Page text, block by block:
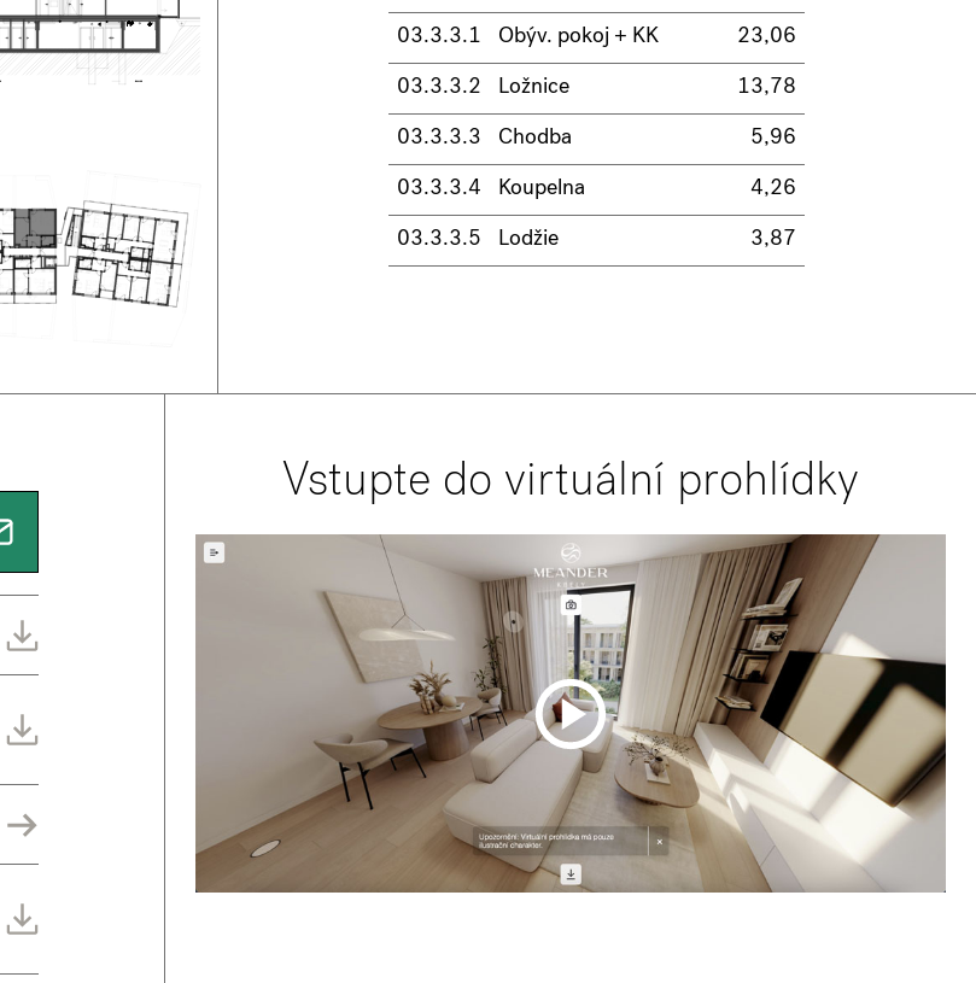
Vstupte do virtuální prohlídky
03.3.3.1 Obýv. pokoj + KK 23,06
03.3.3.2 Ložnice 13,78
03.3.3.3 Chodba 5,96
03.3.3.4 Koupelna 4,26
03.3.3.5 Lodžie 3,87